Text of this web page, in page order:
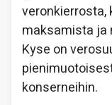
veronkierrosta,
maksamista ja
Kyse on
konserneihin.